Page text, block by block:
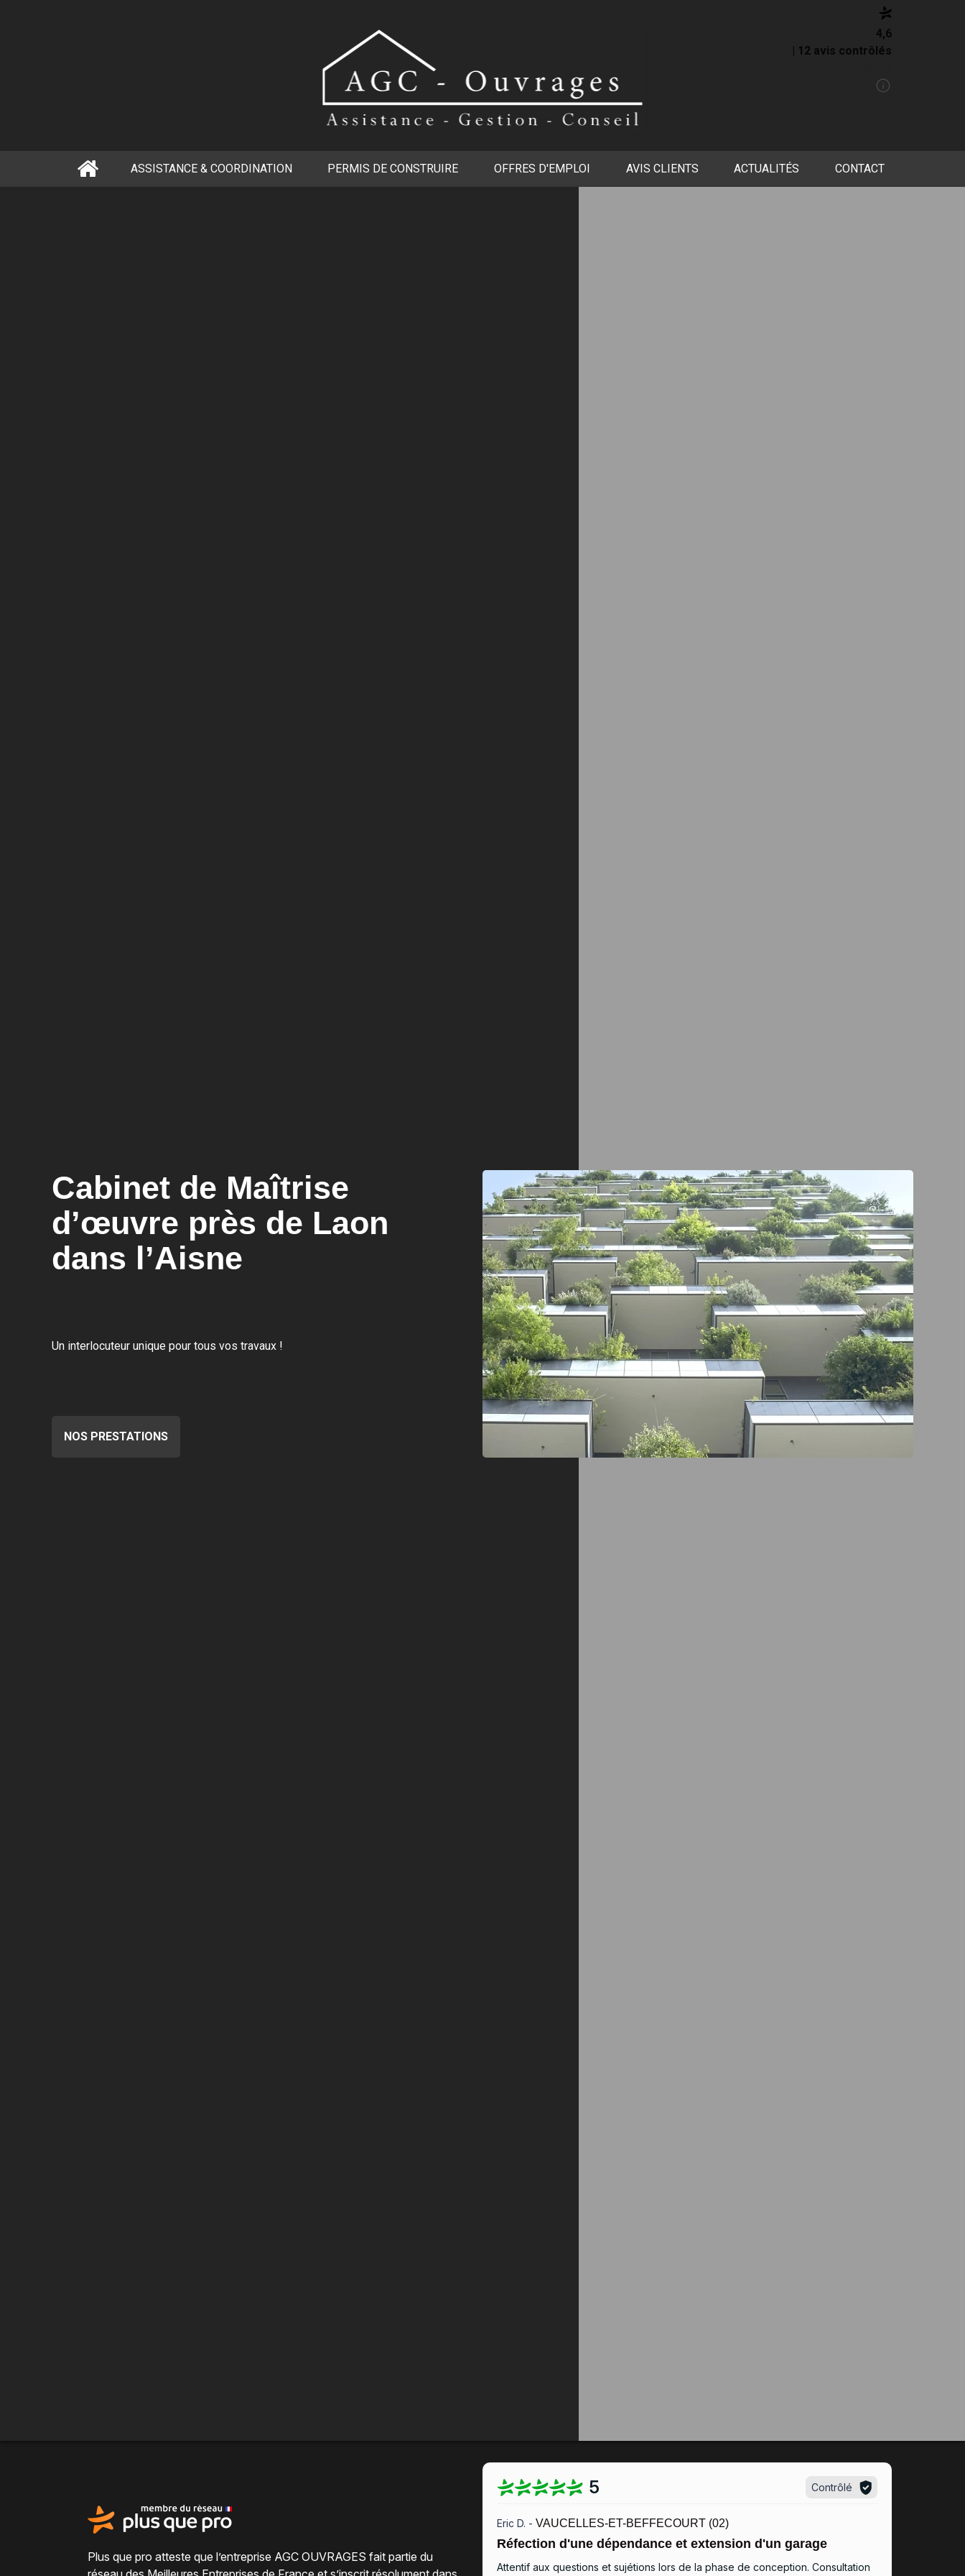
4,6
| 12 avis contrôlés
ASSISTANCE & COORDINATION PERMIS DE CONSTRUIRE OFFRES D'EMPLOI AVIS CLIENTS ACTUALITÉS CONTACT
Cabinet de Maîtrise
d’œuvre près de Laon
dans l’Aisne
Un interlocuteur unique pour tous vos travaux !
NOS PRESTATIONS
Plus que pro atteste que l’entreprise AGC OUVRAGES fait partie du
5 Contrôlé
Eric D. - VAUCELLES-ET-BEFFECOURT (02)
Réfection d'une dépendance et extension d'un garage
Attentif aux questions et sujétions lors de la phase de conception. Consultation